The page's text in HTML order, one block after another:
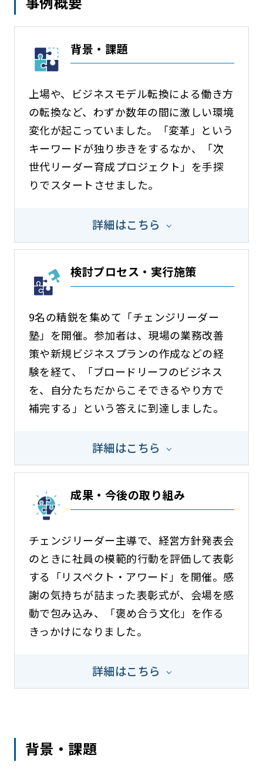
背景・課題
上場や、ビジネスモデル転換による働き方
の転換など、わずか数年の間に激しい環境
変化が起こっていました。「変革」という
キーワードが独り歩きをするなか、「次
世代リーダー育成プロジェクト」を手探
りでスタートさせました。
詳細はこちら
検討プロセス・実行施策
9名の精鋭を集めて「チェンジリーダー
塾」を開催。参加者は、現場の業務改善
策や新規ビジネスプランの作成などの経
験を経て、「ブロードリーフのビジネス
を、自分たちだからこそできるやり方で
補完する」という答えに到達しました。
詳細はこちら
成果・今後の取り組み
チェンジリーダー主導で、経営方針発表会
のときに社員の模範的行動を評価して表彰
する「リスペクト・アワード」を開催。感
謝の気持ちが詰まった表彰式が、会場を感
動で包み込み、「褒め合う文化」を作る
きっかけになりました。
詳細はこちら
背景・課題